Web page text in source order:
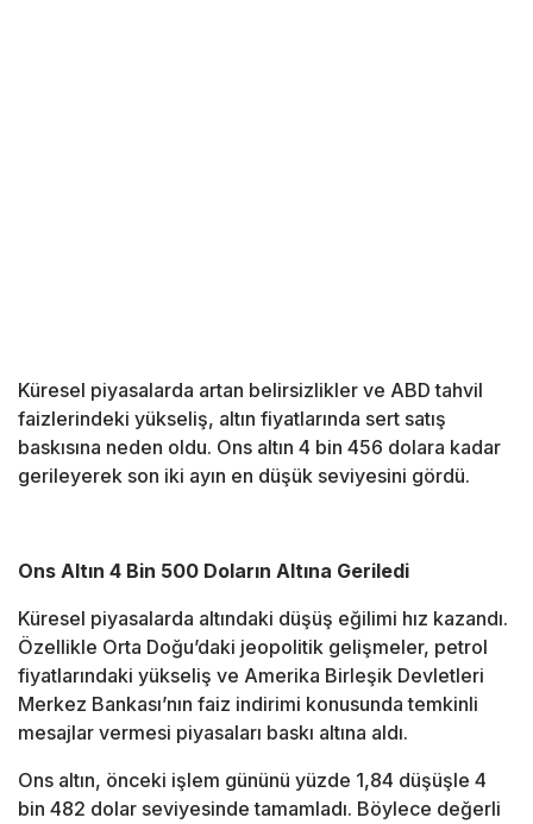
Küresel piyasalarda artan belirsizlikler ve ABD tahvil
faizlerindeki yükseliş, altın fiyatlarında sert satış
baskısına neden oldu. Ons altın 4 bin 456 dolara kadar
gerileyerek son iki ayın en düşük seviyesini gördü.
Ons Altın 4 Bin 500 Doların Altına Geriledi
Küresel piyasalarda altındaki düşüş eğilimi hız kazandı.
Özellikle Orta Doğu’daki jeopolitik gelişmeler, petrol
fiyatlarındaki yükseliş ve Amerika Birleşik Devletleri
Merkez Bankası’nın faiz indirimi konusunda temkinli
mesajlar vermesi piyasaları baskı altına aldı.
Ons altın, önceki işlem gününü yüzde 1,84 düşüşle 4
bin 482 dolar seviyesinde tamamladı. Böylece değerli